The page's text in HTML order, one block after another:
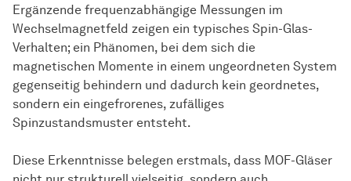
Ergänzende frequenzabhängige Messungen im
Wechselmagnetfeld zeigen ein typisches Spin-Glas-
Verhalten; ein Phänomen, bei dem sich die
magnetischen Momente in einem ungeordneten System
gegenseitig behindern und dadurch kein geordnetes,
sondern ein eingefrorenes, zufälliges
Spinzustandsmuster entsteht.
Diese Erkenntnisse belegen erstmals, dass MOF-Gläser